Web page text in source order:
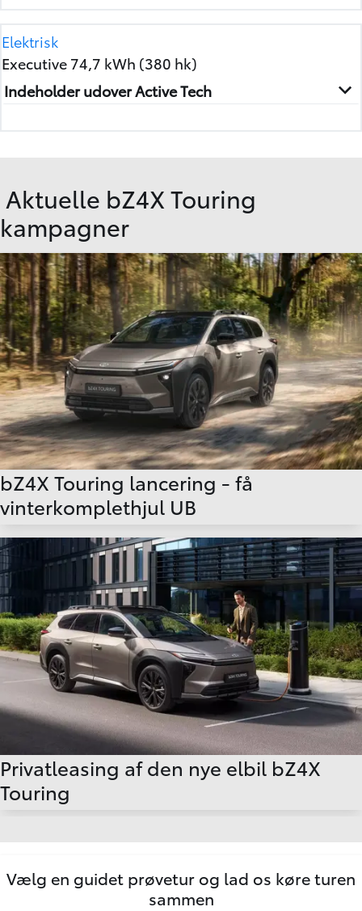
Elektrisk
Executive 74,7 kWh (380 hk)
Indeholder udover Active Tech
Aktuelle bZ4X Touring
kampagner
bZ4X Touring lancering - få
vinterkomplethjul UB
Privatleasing af den nye elbil bZ4X
Touring
Vælg en guidet prøvetur og lad os køre turen
sammen